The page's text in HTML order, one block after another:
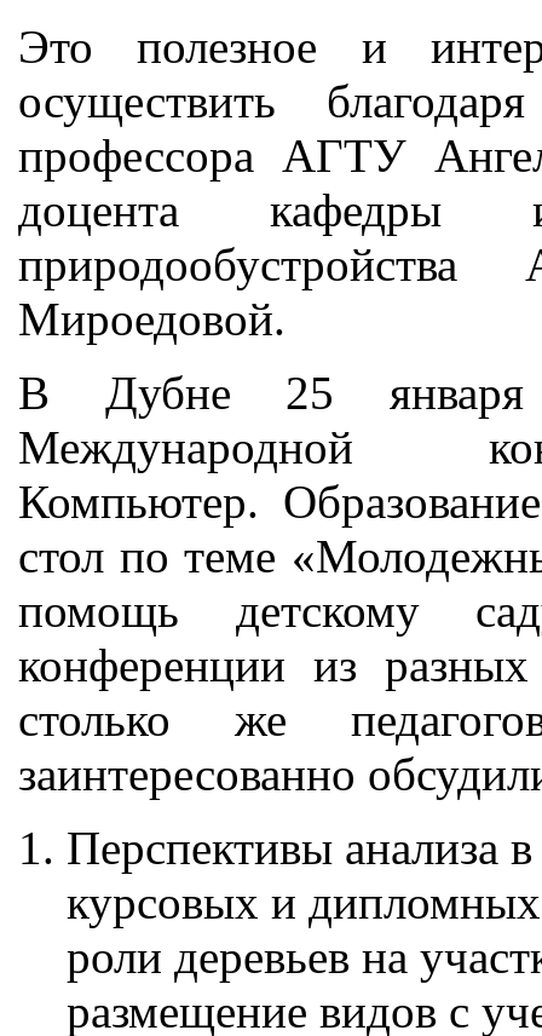
Это полезное и
осуществить
профессора АГТУ
доцента кафедры
Мироедовой.
В Дубне 25
Международной
Компьютер.
стол по теме
помощь детскому
конференции из
столько же
заинтересованно
Перспективы анализа
курсовых и
роли деревьев на
размещение видов с